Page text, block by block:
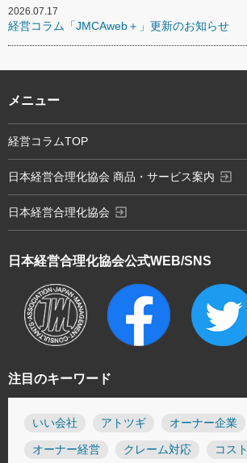
2026.07.17
経営コラム「JMCAweb＋」更新のお知らせ
注目のキーワード
いい会社 アトツギ オーナー企業
オーナー経営 クレーム対応 コスト
日本経営合理化協会公式WEB/SNS
メニュー
経営コラムTOP
日本経営合理化協会 商品・サービス案内 exit_to_app
日本経営合理化協会 exit_to_app